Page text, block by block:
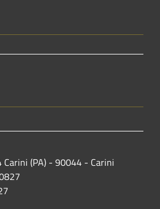
(PA) - 90044 - Carini